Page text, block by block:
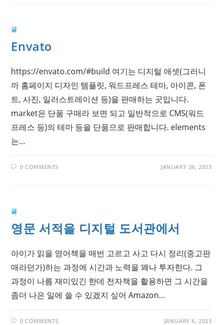
글
Envato
https://envato.com/#build 여기는 디지털 애셋(그러니
까 홈페이지 디자인 템플릿, 워드프레스 테마, 아이콘, 폰
트, 사진, 일러스트레이션 등)을 판매하는 곳입니다.
market은 단품 구매라 보면 되고 일반적으로 CMS(워드
프레스 등)의 테마 등을 단품으로 판매합니다. elements
는…
0 COMMENTS JANUARY 26, 2023
글
영문 서적을 디지털 도서관에서
아이가 읽을 영어책을 매번 고르고 사고 다시 정리(중고판
매라던가)하는 과정에 시간과 노력을 꽤나 투자한다. 그
과정이 나름 재미있긴 한데 전자책을 활용하면 그 시간을
좀더 나은 일에 쓸 수 있겠지 싶어 Amazon…
0 COMMENTS JANUARY 6, 2023